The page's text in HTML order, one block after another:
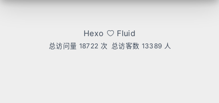
Hexo Fluid
总访问量 18722 次 总访客数 13389 人